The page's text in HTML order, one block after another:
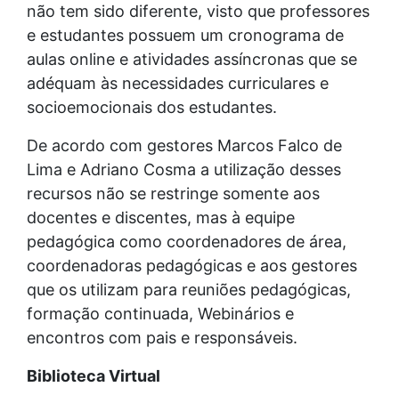
não tem sido diferente, visto que professores
e estudantes possuem um cronograma de
aulas online e atividades assíncronas que se
adéquam às necessidades curriculares e
socioemocionais dos estudantes.
De acordo com gestores Marcos Falco de
Lima e Adriano Cosma a utilização desses
recursos não se restringe somente aos
docentes e discentes, mas à equipe
pedagógica como coordenadores de área,
coordenadoras pedagógicas e aos gestores
que os utilizam para reuniões pedagógicas,
formação continuada, Webinários e
encontros com pais e responsáveis.
Biblioteca Virtual